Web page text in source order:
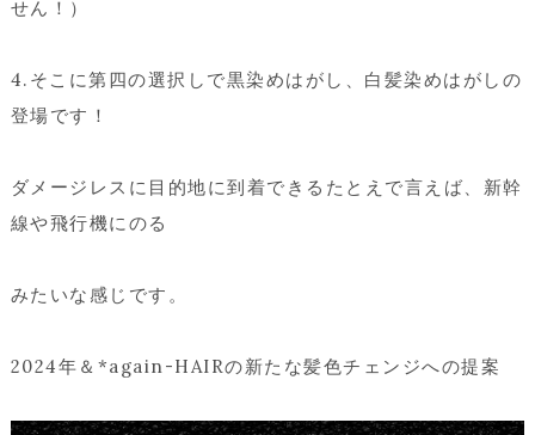
せん！）
4.そこに第四の選択しで黒染めはがし、白髪染めはがしの
登場です！
ダメージレスに目的地に到着できるたとえで言えば、新幹
線や飛行機にのる
みたいな感じです。
2024年＆*again-HAIRの新たな髪色チェンジへの提案